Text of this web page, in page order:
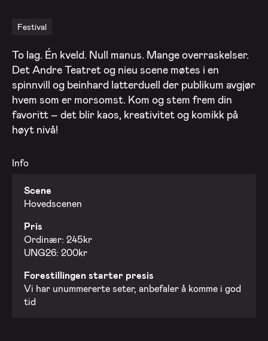
Festival
To lag. Én kveld. Null manus. Mange overraskelser.
Det Andre Teatret og nieu scene møtes i en
spinnvill og beinhard latterduell der publikum avgjør
hvem som er morsomst. Kom og stem frem din
favoritt – det blir kaos, kreativitet og komikk på
høyt nivå!
Info
Scene
Hovedscenen
Pris
Ordinær: 245kr
UNG26: 200kr
Forestillingen starter presis
Vi har unummererte seter, anbefaler å komme i god
tid